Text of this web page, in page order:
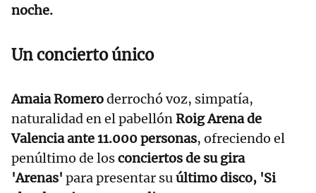
noche.
Un concierto único
Amaia Romeroderrochó voz, simpatía,
naturalidad en el pabellónRoig Arena de
Valencia ante 11.000 personas, ofreciendo el
penúltimo de losconciertos de su gira
'Arenas' para presentar suúltimo disco, 'Si